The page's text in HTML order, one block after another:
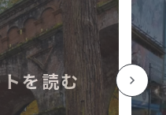
を読む